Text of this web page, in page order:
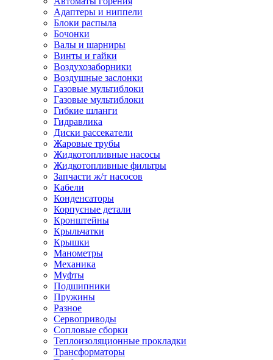
Адаптеры и ниппели
Блоки распыла
Бочонки
Валы и шарниры
Винты и гайки
Воздухозаборники
Воздушные заслонки
Газовые мультиблоки
Газовые мультиблоки
Гибкие шланги
Гидравлика
Диски рассекатели
Жаровые трубы
Жидкотопливные насосы
Жидкотопливные фильтры
Запчасти ж/т насосов
Кабели
Конденсаторы
Корпусные детали
Кронштейны
Крыльчатки
Крышки
Манометры
Механика
Муфты
Подшипники
Пружины
Разное
Сервоприводы
Сопловые сборки
Теплоизоляционные прокладки
Трансформаторы